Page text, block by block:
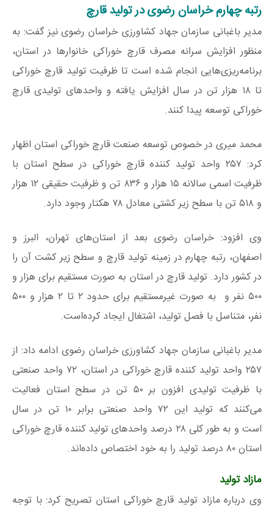
رتبه چهارم خراسان رضوی در تولید قارچ
مدیر باغبانی سازمان جهاد کشاورزی خراسان رضوی نیز گفت: به
منظور افزایش سرانه مصرف قارچ خوراکی خانوارها در استان،
برنامه‌ریزی‌هایی انجام شده است تا ظرفیت تولید قارچ خوراکی
تا ۱۸ هزار تن در سال افزایش یافته و واحدهای تولیدی قارچ
خوراکی توسعه پیدا کنند.
محمد میری در خصوص توسعه صنعت قارچ خوراکی استان اظهار
کرد: ۲۵۷ واحد تولید کننده قارچ خوراکی در سطح استان با
ظرفیت اسمی سالانه ۱۵ هزار و ۸۳۶ تن و ظرفیت حقیقی ۱۲ هزار
و ۵۱۸ تن با سطح زیر کشتی معادل ۷۸ هکتار وجود دارد.
وی افزود: خراسان رضوی بعد از استان‌های تهران، البرز و
اصفهان، رتبه چهارم در زمینه تولید قارچ و سطح زیر کشت آن را
در کشور دارد. تولید قارچ در استان به صورت مستقیم برای هزار و
۵۰۰ نفر و به صورت غیرمستقیم برای حدود ۲ تا ۲ هزار و ۵۰۰
نفر، متناسل با فصل تولید، اشتغال ایجاد کرده‌است.
مدیر باغبانی سازمان جهاد کشاورزی خراسان رضوی ادامه داد: از
۲۵۷ واحد تولید کننده قارچ خوراکی در استان، ۷۲ واحد صنعتی
با ظرفیت تولیدی افزون بر ۵۰ تن در سطح استان فعالیت
می‌کنند که تولید این ۷۲ واحد صنعتی برابر ۱۰ تن در سال
است و به طور کلی ۲۸ درصد واحدهای تولید کننده قارچ خوراکی
استان ۸۰ درصد تولید را به خود اختصاص داده‌اند.
مازاد تولید
وی درباره مازاد تولید قارچ خوراکی استان تصریح کرد: با توجه